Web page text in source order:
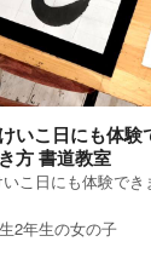
けいこ日にも体
方 書道教室
いこ日にも体験でき
2年生の女の子